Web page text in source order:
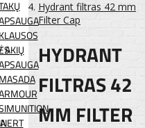
KLAUSOS
AKIŲ
MASADA
Hydrant filtras 42 mm
Filter Cap
HYDRANT
FILTRAS 42
MM FILTER